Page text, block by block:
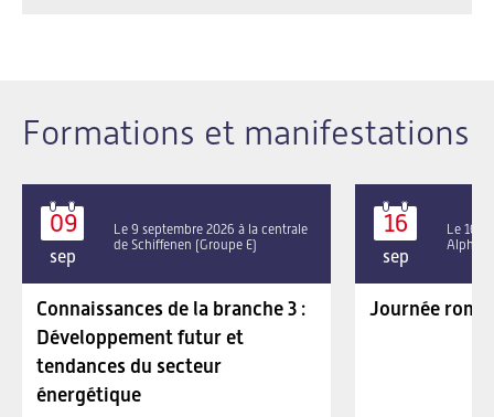
Formations et manifestations
09
sep
Le 9 septembre 2026 à la centrale
de Schiffenen (Groupe E)
Connaissances de la branche 3 :
Développement futur et
tendances du secteur
énergétique
16
sep
Le 16
Alpha
Journée